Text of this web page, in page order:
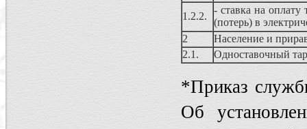
1.2.2.
- ставка на оплату
(потерь) в
2
Население и
2.1.
Одноставочный
*Приказ
Об